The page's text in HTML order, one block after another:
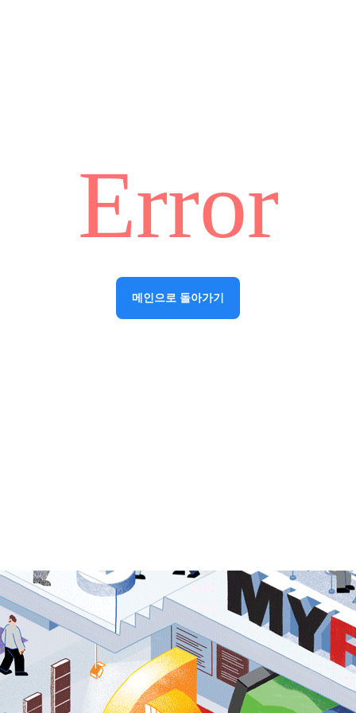
Error
메인으로 돌아가기